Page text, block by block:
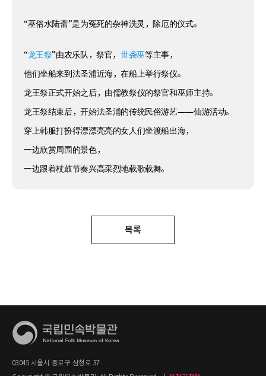
“巫俗水陆斋”是为冤死的杂神洗灵，除厄的仪式。
“龙王祭”由农乐队，祭官，世袭巫等主事，
他们坐船来到法圣浦近海，在船上举行祭仪。
龙王祭正式开始之后，由儒教祭仪的祭官和巫师主持。
龙王祭结束后，开始法圣浦的传统民俗游艺——仙游活动。
穿上韩服打扮得漂漂亮亮的女人们坐渡船出海，
一边欣赏周围的景色，
一边跟着杖鼓节奏兴高采烈地载歌载舞。
목록
03045 서울시 종로구 삼청로 37